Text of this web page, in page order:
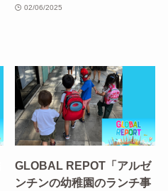
02/06/2025
GLOBAL REPOT「アルゼ
ンチンの幼稚園のランチ事